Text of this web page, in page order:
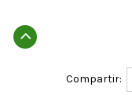
Subir
Compartir: